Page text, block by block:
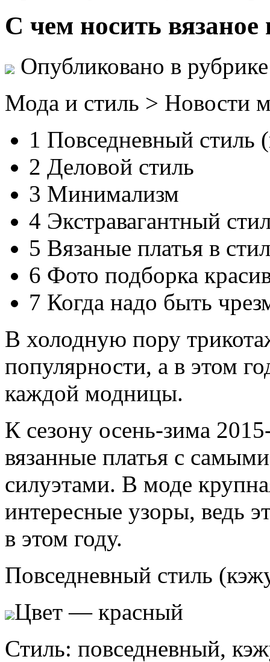
С чем носить
Опубликовано в
Мода и стиль > Новости
1 Повседневный стиль
2 Деловой стиль
3 Минимализм
4 Экстравагантный
5 Вязаные платья в
6 Фото подборка
7 Когда надо быть
В холодную пору
популярности, а в этом
каждой модницы.
К сезону осень-зима
вязанные платья с
силуэтами. В моде
интересные узоры, ведь
в этом году.
Повседневный стиль
Цвет — красный
Стиль: повседневный,